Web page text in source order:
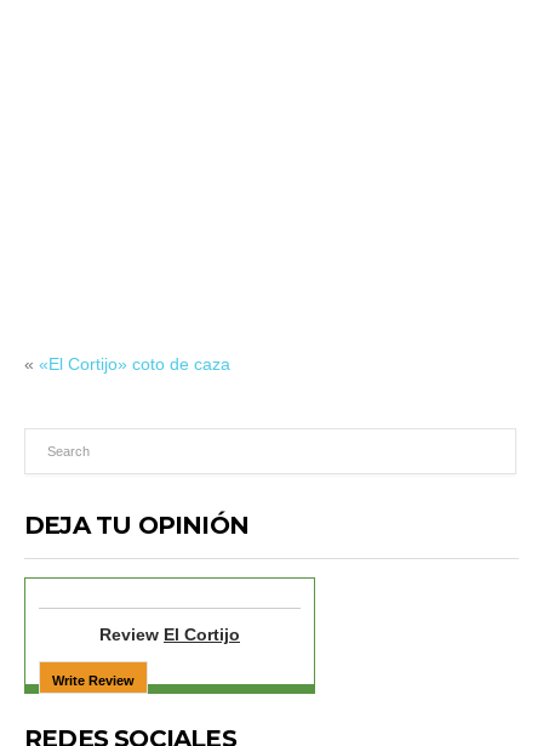
« «El Cortijo» coto de caza
DEJA TU OPINIÓN
Review El Cortijo
REDES SOCIALES